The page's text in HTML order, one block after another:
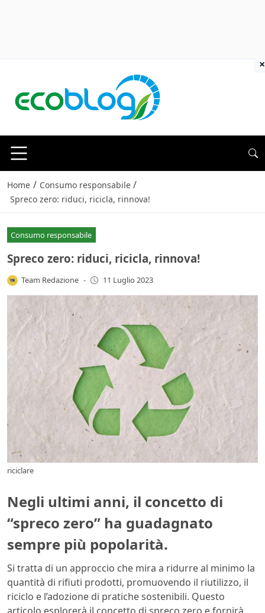
Home / Consumo responsabile /
Spreco zero: riduci, ricicla, rinnova!
Consumo responsabile
Spreco zero: riduci, ricicla, rinnova!
Team Redazione - 11 Luglio 2023
riciclare
Negli ultimi anni, il concetto di
“spreco zero” ha guadagnato
sempre più popolarità.
Si tratta di un approccio che mira a ridurre al minimo la
quantità di rifiuti prodotti, promuovendo il riutilizzo, il
riciclo e l’adozione di pratiche sostenibili. Questo
articolo esplorerà il concetto di spreco zero e fornirà
×